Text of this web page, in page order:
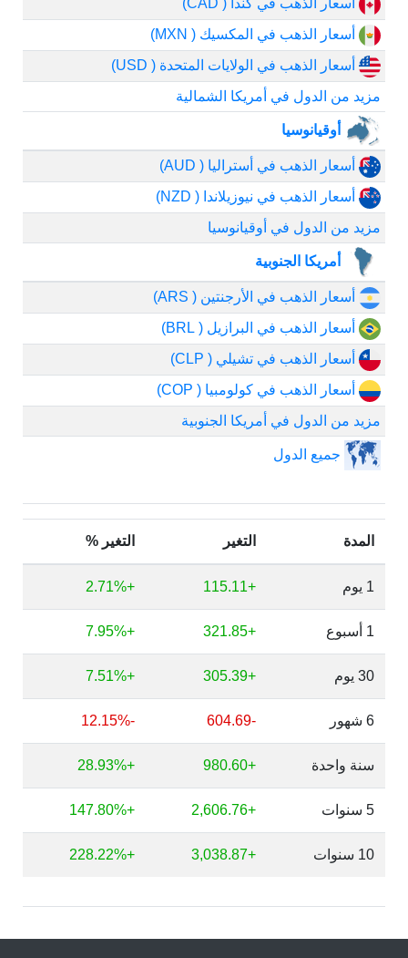
أسعار الذهب في كندا ( CAD)
أسعار الذهب في المكسيك ( MXN)
أسعار الذهب في الولايات المتحدة ( USD)
مزيد من الدول في أمريكا الشمالية
أوقيانوسيا
أسعار الذهب في أستراليا ( AUD)
أسعار الذهب في نيوزيلاندا ( NZD)
مزيد من الدول في أوقيانوسيا
أمريكا الجنوبية
أسعار الذهب في الأرجنتين ( ARS)
أسعار الذهب في البرازيل ( BRL)
أسعار الذهب في تشيلي ( CLP)
أسعار الذهب في كولومبيا ( COP)
مزيد من الدول في أمريكا الجنوبية
جميع الدول
المدة التغير التغير %
1 يوم +115.11
+2.71%
1 أسبوع +321.85
+7.95%
30 يوم +305.39
+7.51%
6 شهور -604.69
-12.15%
سنة واحدة +980.60
+28.93%
5 سنوات +2,606.76
+147.80%
10 سنوات +3,038.87
+228.22%